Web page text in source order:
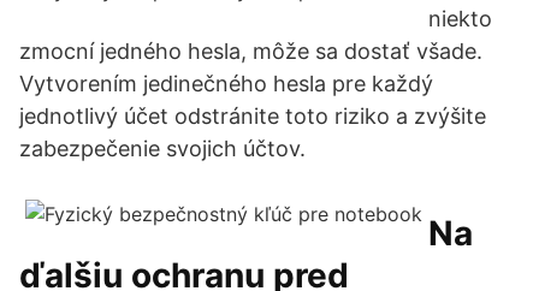
niekto
zmocní jedného hesla, môže sa dostať všade.
Vytvorením jedinečného hesla pre každý
jednotlivý účet odstránite toto riziko a zvýšite
zabezpečenie svojich účtov.
Na
ďalšiu ochranu pred